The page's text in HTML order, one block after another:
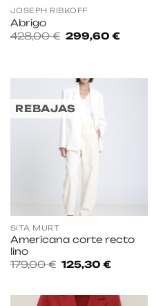
JOSEPH RIBKOFF
Abrigo
428,00€ El
precio
299,60 €El
REBAJAS
SITA MURT
Americana corte recto
lino
179,00€ El
precio
179,00 €.
125,30 €El
125,30 €.